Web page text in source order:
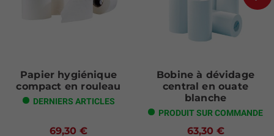
Papier hygiénique
compact en rouleau
DERNIERS ARTICLES
69,30 €
Bobine à dévidage
central en ouate
blanche
PRODUIT SUR COMMANDE
63,30 €